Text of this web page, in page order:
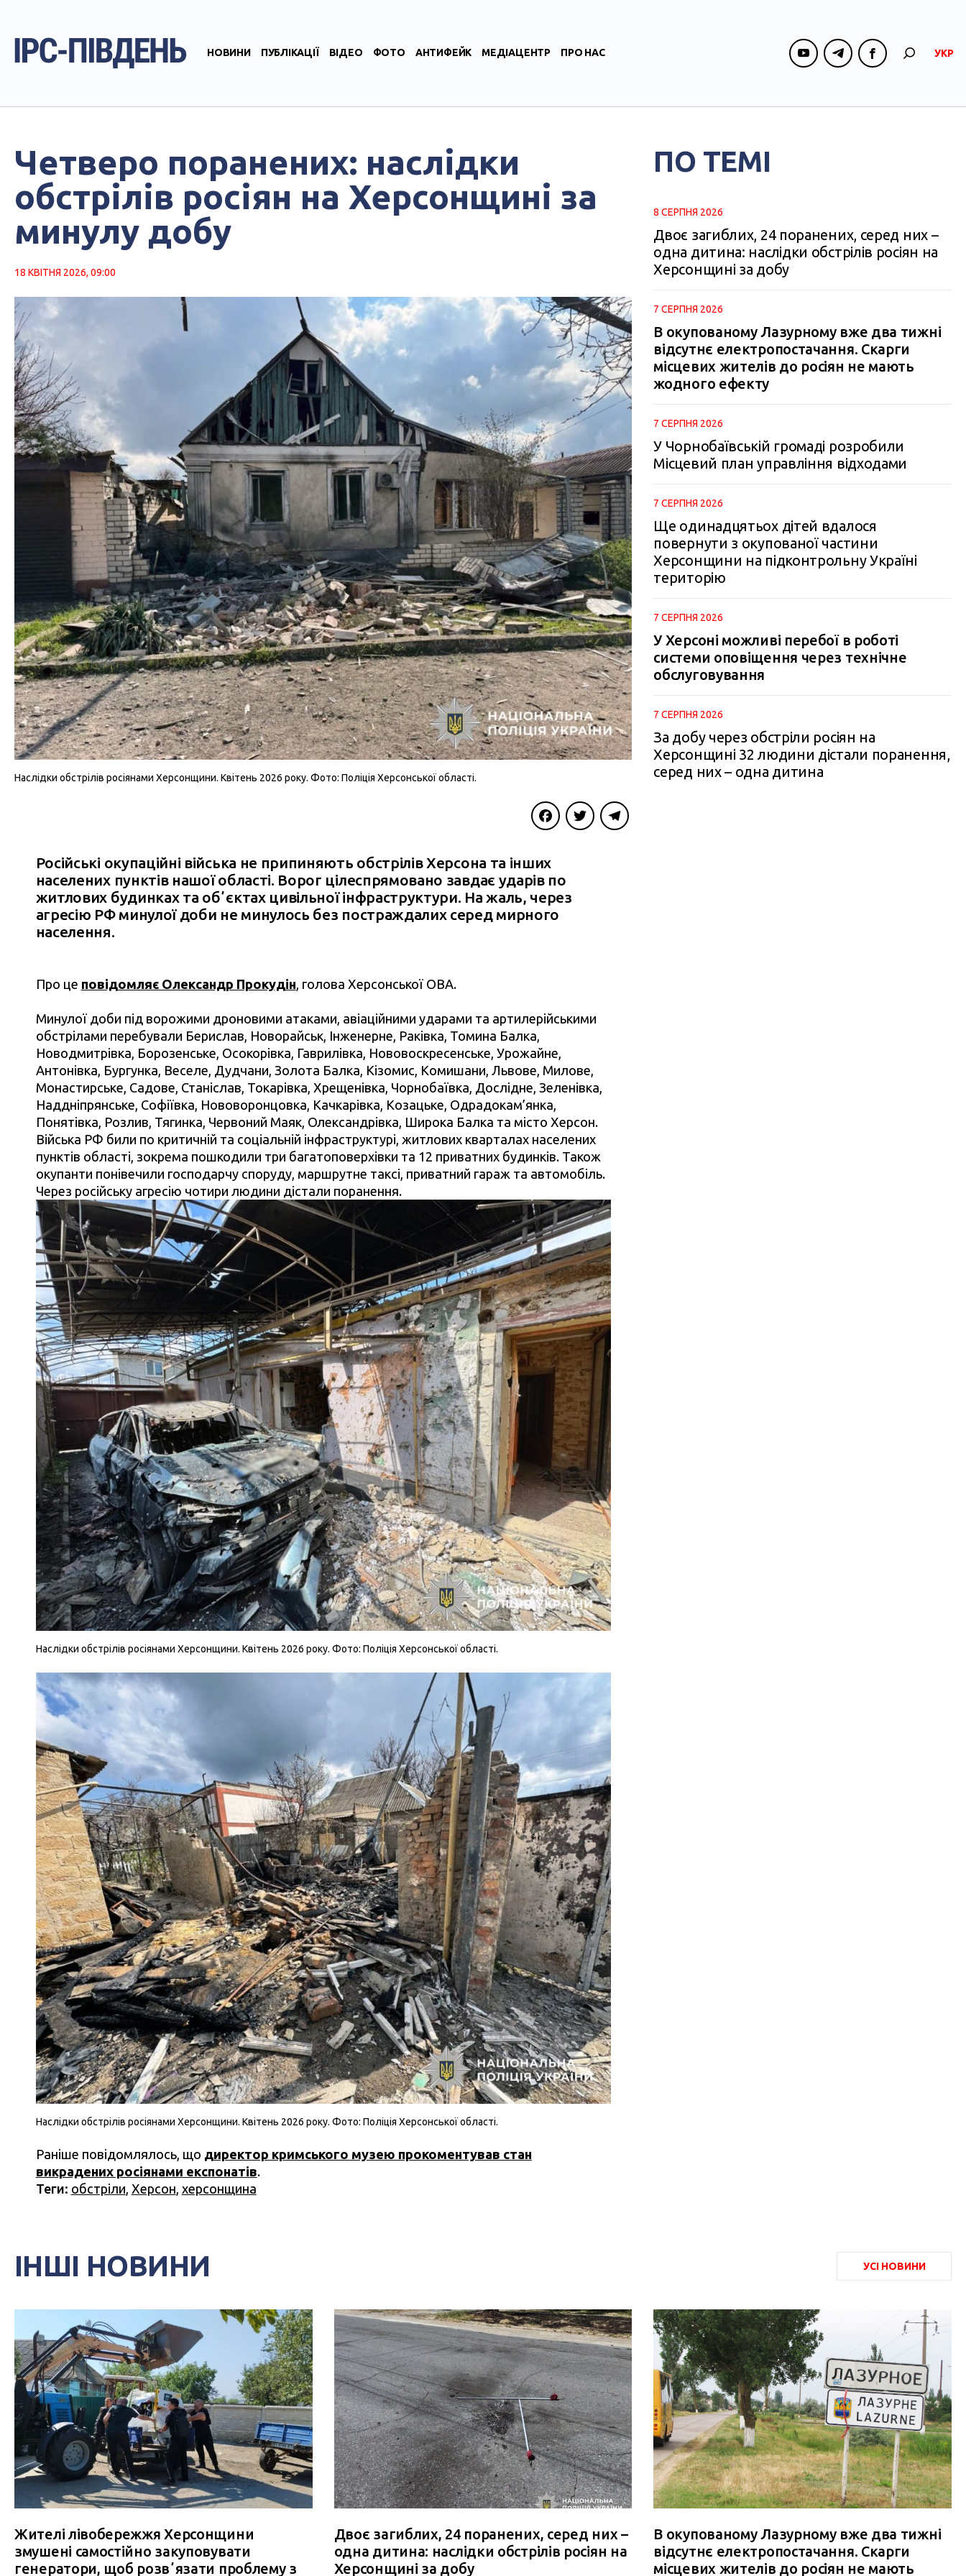
НОВИНИ ПУБЛІКАЦІЇ ВІДЕО ФОТО АНТИФЕЙК МЕДІАЦЕНТР ПРО НАС УКР
Четверо поранених: наслідки
обстрілів росіян на Херсонщині за
минулу добу
18 КВІТНЯ 2026, 09:00
Наслідки обстрілів росіянами Херсонщини. Квітень 2026 року. Фото: Поліція Херсонської області.
Російські окупаційні війська не припиняють обстрілів Херсона та інших
населених пунктів нашої області. Ворог цілеспрямовано завдає ударів по
житлових будинках та обʼєктах цивільної інфраструктури. На жаль, через
агресію РФ минулої доби не минулось без постраждалих серед мирного
населення.
Про це повідомляє Олександр Прокудін, голова Херсонської ОВА.
Минулої доби під ворожими дроновими атаками, авіаційними ударами та артилерійськими
обстрілами перебували Берислав, Новорайськ, Інженерне, Раківка, Томина Балка,
Новодмитрівка, Борозенське, Осокорівка, Гаврилівка, Нововоскресенське, Урожайне,
Антонівка, Бургунка, Веселе, Дудчани, Золота Балка, Кізомис, Комишани, Львове, Милове,
Монастирське, Садове, Станіслав, Токарівка, Хрещенівка, Чорнобаївка, Дослідне, Зеленівка,
Наддніпрянське, Софіївка, Нововоронцовка, Качкарівка, Козацьке, Одрадокам’янка,
Понятівка, Розлив, Тягинка, Червоний Маяк, Олександрівка, Широка Балка та місто Херсон.
Війська РФ били по критичній та соціальній інфраструктурі, житлових кварталах населених
пунктів області, зокрема пошкодили три багатоповерхівки та 12 приватних будинків. Також
окупанти понівечили господарчу споруду, маршрутне таксі, приватний гараж та автомобіль.
Через російську агресію чотири людини дістали поранення.
Наслідки обстрілів росіянами Херсонщини. Квітень 2026 року. Фото: Поліція Херсонської області.
Наслідки обстрілів росіянами Херсонщини. Квітень 2026 року. Фото: Поліція Херсонської області.
Раніше повідомлялось, що директор кримського музею прокоментував стан
викрадених росіянами експонатів.
Теги: обстріли, Херсон, херсонщина
ПО ТЕМІ
8 СЕРПНЯ 2026
Двоє загиблих, 24 поранених, серед них –
одна дитина: наслідки обстрілів росіян на
Херсонщині за добу
7 СЕРПНЯ 2026
В окупованому Лазурному вже два тижні
відсутнє електропостачання. Скарги
місцевих жителів до росіян не мають
жодного ефекту
7 СЕРПНЯ 2026
У Чорнобаївській громаді розробили
Місцевий план управління відходами
7 СЕРПНЯ 2026
Ще одинадцятьох дітей вдалося
повернути з окупованої частини
Херсонщини на підконтрольну Україні
територію
7 СЕРПНЯ 2026
У Херсоні можливі перебої в роботі
системи оповіщення через технічне
обслуговування
7 СЕРПНЯ 2026
За добу через обстріли росіян на
Херсонщині 32 людини дістали поранення,
серед них – одна дитина
ІНШІ НОВИНИ УСІ НОВИНИ
Жителі лівобережжя Херсонщини
змушені самостійно закуповувати
генератори, щоб розвʼязати проблему з
Двоє загиблих, 24 поранених, серед них –
одна дитина: наслідки обстрілів росіян на
Херсонщині за добу
В окупованому Лазурному вже два тижні
відсутнє електропостачання. Скарги
місцевих жителів до росіян не мають